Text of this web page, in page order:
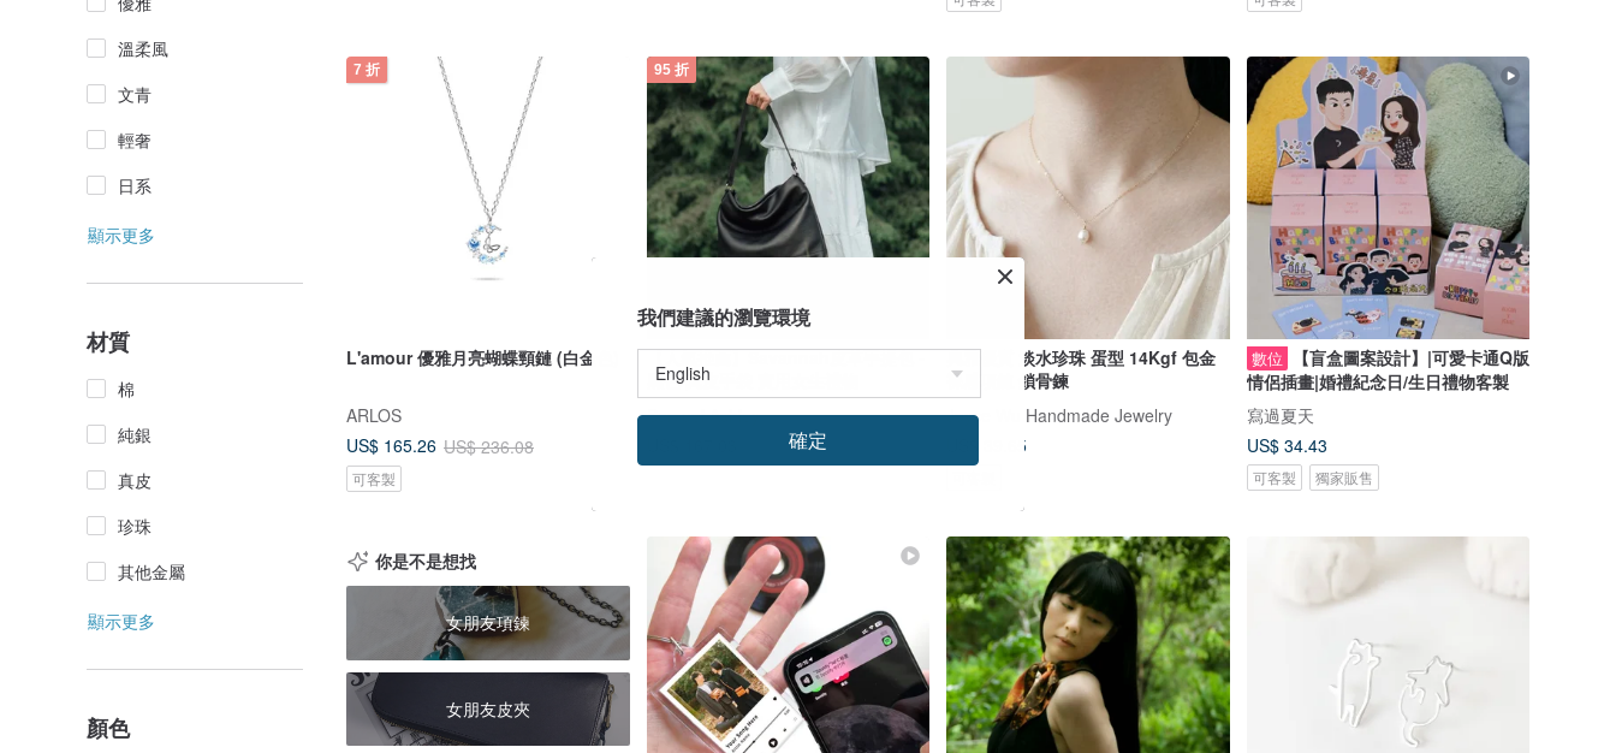
溫柔風
文青
輕奢
日系
顯示更多
材質
棉
純銀
真皮
珍珠
其他金屬
顯示更多
顏色
7 折
L'amour 優雅月亮蝴蝶頸鏈 (白金色)
ARLOS
US$ 165.26 US$ 236.08
可客製
95 折
【人氣推薦】Savannah皮革手提包 -
黑色 真皮手袋 實用女生禮物
Samuel Ashley
US$ 175.82
典雅優質 淡水珍珠 蛋型 14Kgf 包金
裸感項鍊 鎖骨鍊
Joyce Wu Handmade Jewelry
US$ 39.65
數位
【盲盒圖案設計】|可愛卡通Q版
情侶插畫|婚禮紀念日/生日禮物客製
寫過夏天
US$ 34.43
可客製 獨家販售
你是不是想找
女朋友項鍊
女朋友皮夾
我們建議的瀏覽環境
確定